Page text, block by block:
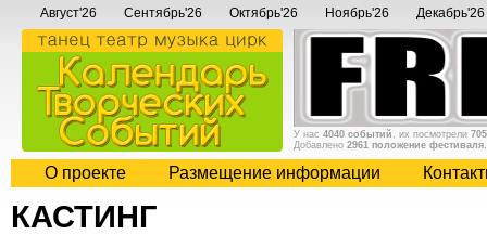
Август'26 Сентябрь'26 Октябрь'26 Ноябрь'26 Декабрь'26
У нас 4040 событий , их посмотрели
Добавлено 2961 положение фестиваля
О проекте Размещение информации
КАСТИНГ